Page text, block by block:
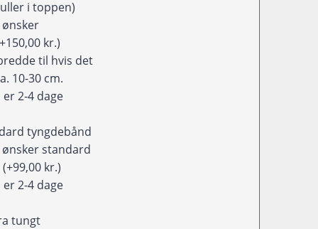
i toppen)
ønsker
kr.)
til hvis det
10-30 cm.
2-4 dage
tyngdebånd
ønsker standard
(+99,00 kr.)
2-4 dage
tungt